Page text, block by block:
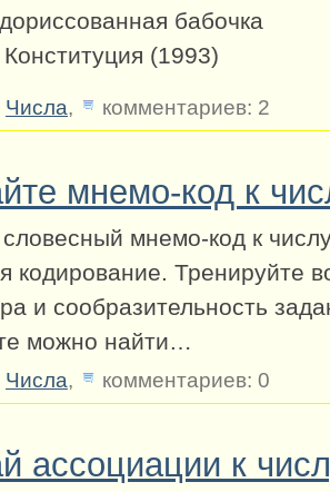
бабочка
Конституция (1993)
Числа, комментариев: 2
мнемо-код к
мнемо-код к
кодирование. Тренируйте
и сообразительность
можно найти…
Числа, комментариев: 0
ассоциации к